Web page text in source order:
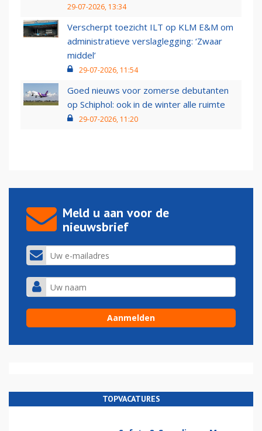
29-07-2026, 13:34
Verscherpt toezicht ILT op KLM E&M om
administratieve verslaglegging: ‘Zwaar
middel’
29-07-2026, 11:54
Goed nieuws voor zomerse debutanten
op Schiphol: ook in de winter alle ruimte
29-07-2026, 11:20
Meld u aan voor de
nieuwsbrief
TOPVACATURES